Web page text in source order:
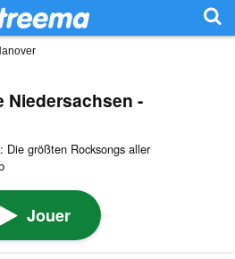
Niedersachsen -
Die größten Rocksongs aller
Jouer